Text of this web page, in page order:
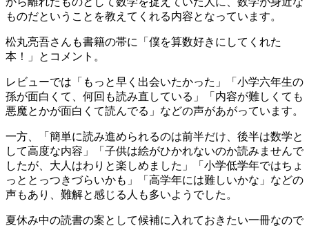
ものだということを教えてくれる内容となっています。
松丸亮吾さんも書籍の帯に「僕を算数好きにしてくれた
本！」とコメント。
レビューでは「もっと早く出会いたかった」「小学六年生の
孫が面白くて、何回も読み直している」「内容が難しくても
悪魔とかが面白くて読んでる」などの声があがっています。
一方、「簡単に読み進められるのは前半だけ、後半は数学と
して高度な内容」「子供は絵がひかれないのか読みませんで
したが、大人はわりと楽しめました」「小学低学年ではちょ
っととっつきづらいかも」「高学年には難しいかな」などの
声もあり、難解と感じる人も多いようでした。
夏休み中の読書の案として候補に入れておきたい一冊なので